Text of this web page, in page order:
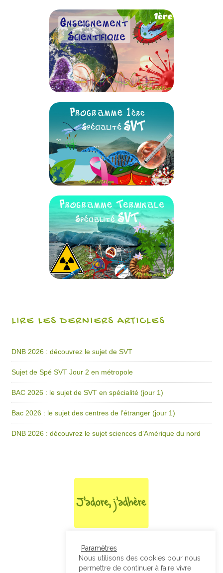
LIRE LES DERNIERS ARTICLES
DNB 2026 : découvrez le sujet de SVT
Sujet de Spé SVT Jour 2 en métropole
BAC 2026 : le sujet de SVT en spécialité (jour 1)
Bac 2026 : le sujet des centres de l’étranger (jour 1)
DNB 2026 : découvrez le sujet sciences d’Amérique du nord
Paramètres
Nous utilisons des cookies pour nous
permettre de continuer à faire vivre